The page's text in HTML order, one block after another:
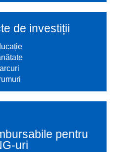
de investiții
pentru
uri